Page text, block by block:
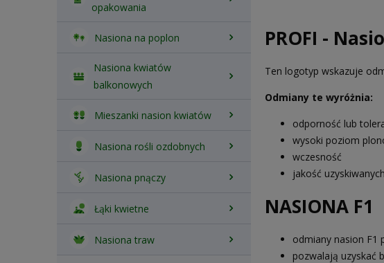
opakowania
Nasiona na poplon
Nasiona kwiatów
balkonowych
Mieszanki nasion kwiatów
Nasiona rośli ozdobnych
Nasiona pnączy
Łąki kwietne
Nasiona traw
PROFI -
Ten logotyp wskazuje
Odmiany te wyróżnia:
odporność lub
wysoki poziom
wczesność
jakość
NASIONA F1
odmiany nasion F1
pozwalają uzyskać